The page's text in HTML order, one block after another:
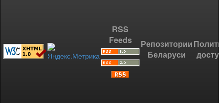
RSS
Feeds
Репозитории
Беларуси